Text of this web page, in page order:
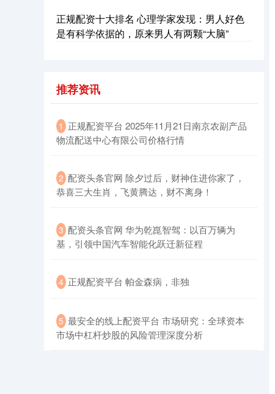
北证50
创业板指
正规配资十大排名 心理学家发现：男人好色
是有科学依据的，原来男人有两颗“大脑”
推荐资讯
1 ​正规配资平台 2025年11月21日南京农副产品
物流配送中心有限公司价格行情
2 ​配资头条官网 除夕过后，财神住进你家了，
恭喜三大生肖，飞黄腾达，财不离身！
3 ​配资头条官网 华为乾崑智驾：以百万辆为
基，引领中国汽车智能化跃迁新征程
4 ​正规配资平台 帕金森病，非独
5 ​最安全的线上配资平台 市场研究：全球资本
市场中杠杆炒股的风险管理深度分析